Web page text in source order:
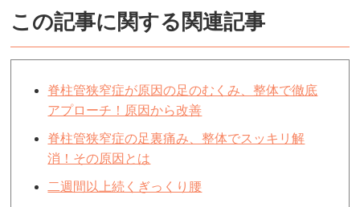
この記事に関する関連記事
脊柱管狭窄症が原因の足のむくみ、整体で徹底
アプローチ！原因から改善
脊柱管狭窄症の足裏痛み、整体でスッキリ解
消！その原因とは
二週間以上続くぎっくり腰